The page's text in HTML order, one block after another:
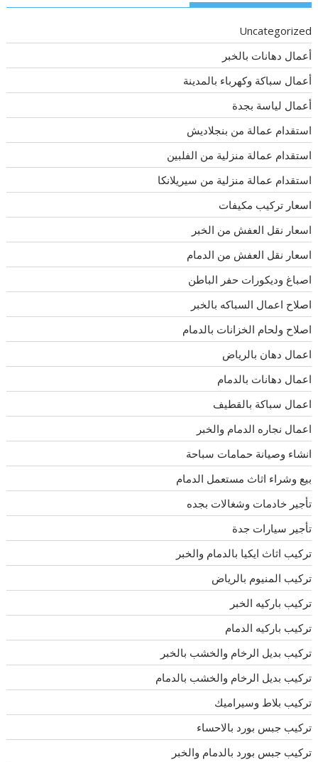
Uncategorized
أعمال دهانات بالخبر
أعمال سباكة وكهرباء بالمدينة
أعمال لياسة بجدة
استقدام عمالة من بنجلاديش
استقدام عمالة منزلية من الفلبين
استقدام عمالة منزلية من سيريلانكا
اسعار تركيب مكيفات
اسعار نقل العفش من الخبر
اسعار نقل العفش من الدمام
اصباغ وديكورات حفر الباطن
اصلاح اعمال السباكه بالخبر
اصلاح ولحام الخزانات بالدمام
اعمال دهان بالرياض
اعمال دهانات بالدمام
اعمال سباكة بالقطيف
اعمال نجاره الدمام والخبر
انشاء وصيانة حمامات سباحة
بيع وشراء اثاث مستعمل الدمام
تأجير خادمات وشغالات بجده
تأجير سيارات جدة
تركيب اثاث ايكيا بالدمام والخبر
تركيب المنيوم بالرياض
تركيب باركيه الخبر
تركيب باركيه الدمام
تركيب بديل الرخام والخشب بالخبر
تركيب بديل الرخام والخشب بالدمام
تركيب بلاط وسيراميك
تركيب جبس بورد بالاحساء
تركيب جبس بورد بالدمام والخبر